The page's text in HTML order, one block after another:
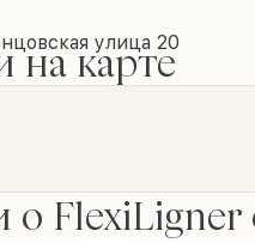
улица 20
на карте
о